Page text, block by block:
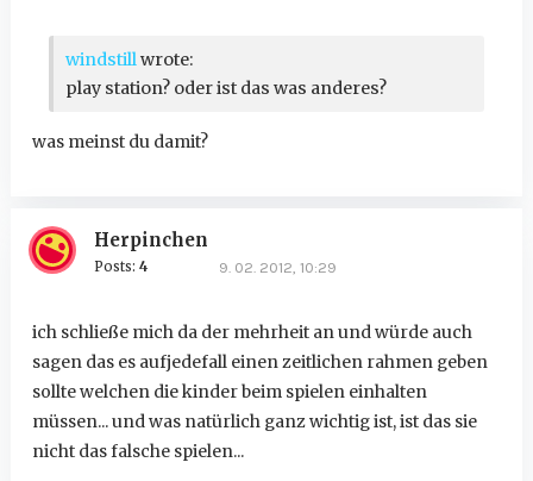
windstillwrote:
play station? oder ist das was anderes?
was meinst du damit?
Herpinchen
Posts: 4 9. 02. 2012, 10:29
ich schließe mich da der mehrheit an und würde auch
sagen das es aufjedefall einen zeitlichen rahmen geben
sollte welchen die kinder beim spielen einhalten
müssen... und was natürlich ganz wichtig ist, ist das sie
nicht das falsche spielen...